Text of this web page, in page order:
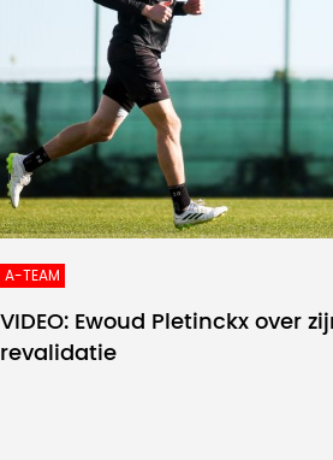
A-TEAM
VIDEO: Ewoud Pletinckx over
revalidatie